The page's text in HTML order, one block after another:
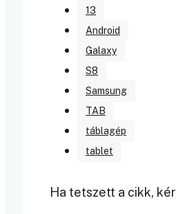
13
Android
Galaxy
S8
Samsung
TAB
táblagép
tablet
Ha tetszett a cikk,